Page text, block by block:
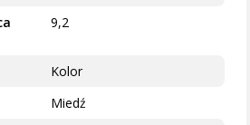
9,2
Kolor
Miedź